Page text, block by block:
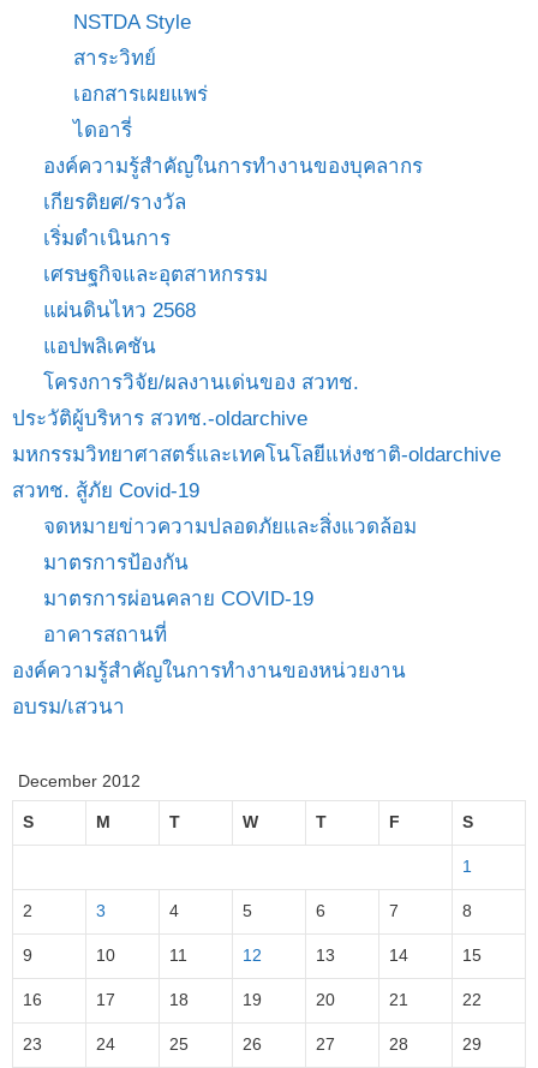
NSTDA Style
สาระวิทย์
เอกสารเผยแพร่
ไดอารี่
องค์ความรู้สำคัญในการทำงานของบุคลากร
เกียรติยศ/รางวัล
เริ่มดำเนินการ
เศรษฐกิจและอุตสาหกรรม
แผ่นดินไหว 2568
แอปพลิเคชัน
โครงการวิจัย/ผลงานเด่นของ สวทช.
ประวัติผู้บริหาร สวทช.-oldarchive
มหกรรมวิทยาศาสตร์และเทคโนโลยีแห่งชาติ-oldarchive
สวทช. สู้ภัย Covid-19
จดหมายข่าวความปลอดภัยและสิ่งแวดล้อม
มาตรการป้องกัน
มาตรการผ่อนคลาย COVID-19
อาคารสถานที่
องค์ความรู้สำคัญในการทำงานของหน่วยงาน
อบรม/เสวนา
December 2012
S M T W T F S
1
2 3 4 5 6 7 8
9 10 11 12 13 14 15
16 17 18 19 20 21 22
23 24 25 26 27 28 29